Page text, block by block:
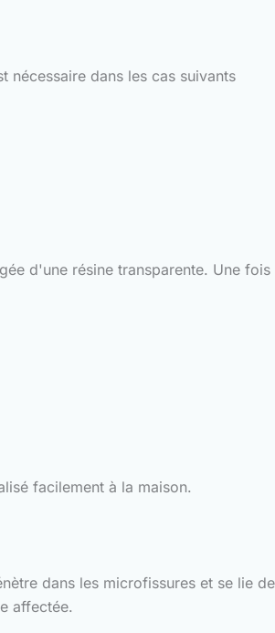
nécessaire dans les cas suivants
d'une résine transparente. Une
facilement à la maison.
dans les microfissures et se lie
affectée.